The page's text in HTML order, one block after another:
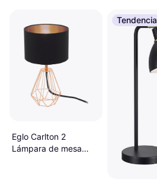
Eglo Carlton 2
Lámpara de mesa
Tendencia